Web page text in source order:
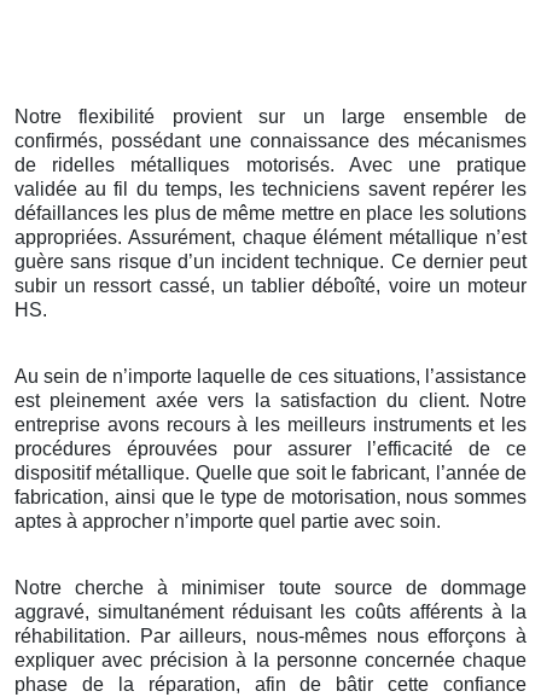
Notre flexibilité provient sur un large ensemble de
confirmés, possédant une connaissance des mécanismes
de ridelles métalliques motorisés. Avec une pratique
validée au fil du temps, les techniciens savent repérer les
défaillances les plus de même mettre en place les solutions
appropriées. Assurément, chaque élément métallique n’est
guère sans risque d’un incident technique. Ce dernier peut
subir un ressort cassé, un tablier déboîté, voire un moteur
HS.
Au sein de n’importe laquelle de ces situations, l’assistance
est pleinement axée vers la satisfaction du client. Notre
entreprise avons recours à les meilleurs instruments et les
procédures éprouvées pour assurer l’efficacité de ce
dispositif métallique. Quelle que soit le fabricant, l’année de
fabrication, ainsi que le type de motorisation, nous sommes
aptes à approcher n’importe quel partie avec soin.
Notre cherche à minimiser toute source de dommage
aggravé, simultanément réduisant les coûts afférents à la
réhabilitation. Par ailleurs, nous-mêmes nous efforçons à
expliquer avec précision à la personne concernée chaque
phase de la réparation, afin de bâtir cette confiance